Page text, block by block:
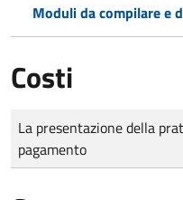
Moduli da compilare e
Costi
Tipo di pagamento
Importo
La presentazione della
pagamento